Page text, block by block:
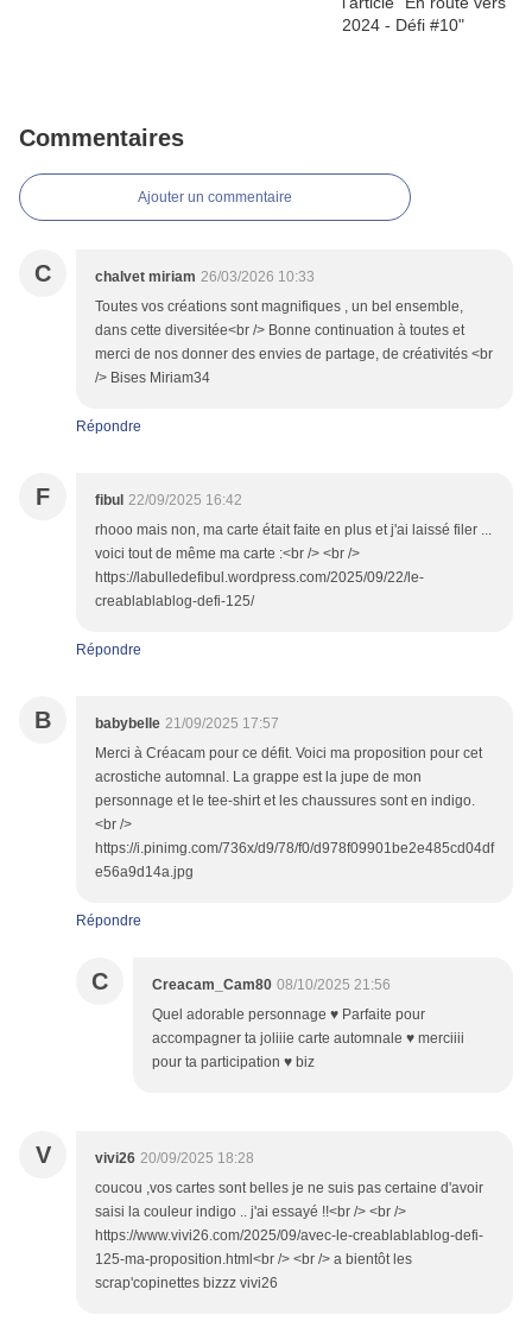
Commentaires
Ajouter un commentaire
C chalvet miriam 26/03/2026 10:33
Toutes vos créations sont magnifiques , un bel ensemble,
dans cette diversitée<br /> Bonne continuation à toutes et
merci de nos donner des envies de partage, de créativités <br
/> Bises Miriam34
Répondre
F fibul 22/09/2025 16:42
rhooo mais non, ma carte était faite en plus et j'ai laissé filer ...
voici tout de même ma carte :<br /> <br />
https://labulledefibul.wordpress.com/2025/09/22/le-
creablablablog-defi-125/
Répondre
B babybelle 21/09/2025 17:57
Merci à Créacam pour ce défit. Voici ma proposition pour cet
acrostiche automnal. La grappe est la jupe de mon
personnage et le tee-shirt et les chaussures sont en indigo.
<br />
https://i.pinimg.com/736x/d9/78/f0/d978f09901be2e485cd04df
e56a9d14a.jpg
Répondre
C Creacam_Cam80 08/10/2025 21:56
Quel adorable personnage ♥ Parfaite pour
accompagner ta joliiie carte automnale ♥ merciiii
pour ta participation ♥ biz
V vivi26 20/09/2025 18:28
coucou ,vos cartes sont belles je ne suis pas certaine d'avoir
saisi la couleur indigo .. j'ai essayé !!<br /> <br />
https://www.vivi26.com/2025/09/avec-le-creablablablog-defi-
125-ma-proposition.html<br /> <br /> a bientôt les
scrap'copinettes bizzz vivi26